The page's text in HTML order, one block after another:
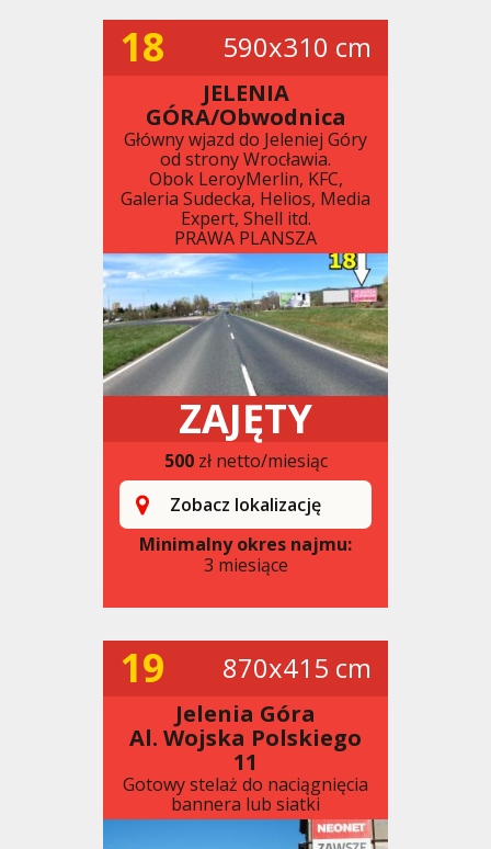
18 590x310 cm
JELENIA
GÓRA/Obwodnica
Główny wjazd do Jeleniej Góry
od strony Wrocławia.
Obok LeroyMerlin, KFC,
Galeria Sudecka, Helios, Media
Expert, Shell itd.
PRAWA PLANSZA
ZAJĘTY
500zł netto/miesiąc
Zobacz lokalizację
Minimalny okres najmu:
3 miesiące
19 870x415 cm
Jelenia Góra
Al. Wojska Polskiego
11
Gotowy stelaż do naciągnięcia
bannera lub siatki